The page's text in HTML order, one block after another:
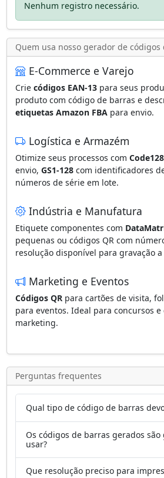
Nenhum registro necessário.
Quem usa nosso gerador de códigos
E-Commerce e Varejo
Crie códigos EAN-13para seus
produto com código de barras e
etiquetas Amazon FBApara envio.
Logística e Armazém
Otimize seus processos com Code128
envio, GS1-128com identificadores
números de série em lote.
Indústria e Manufatura
Etiquete componentes com
pequenas ou códigos QR com
resolução disponível para gravação a
Marketing e Eventos
Códigos QRpara cartões de visita,
para eventos. Ideal para concursos
marketing.
Perguntas frequentes
Qual tipo de código de barras
Os códigos de barras gerados
usar?
Que resolução preciso para